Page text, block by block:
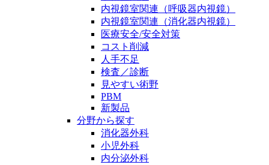
内視鏡室関連（呼吸器内視鏡）
内視鏡室関連（消化器内視鏡）
医療安全/安全対策
コスト削減
人手不足
検査／診断
見やすい術野
PBM
新製品
分野から探す
消化器外科
小児外科
内分泌外科